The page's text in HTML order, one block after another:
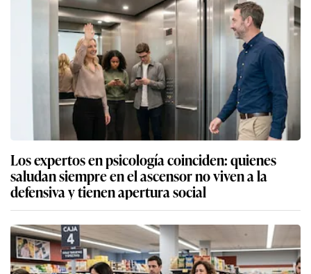
Los expertos en psicología coinciden: quienes
saludan siempre en el ascensor no viven a la
defensiva y tienen apertura social